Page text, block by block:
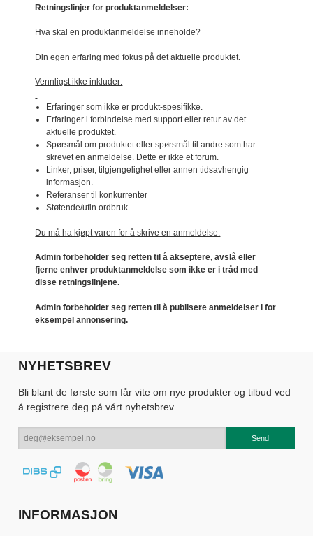
Retningslinjer for produktanmeldelser:
Hva skal en produktanmeldelse inneholde?
Din egen erfaring med fokus på det aktuelle produktet.
Vennligst ikke inkluder:
Erfaringer som ikke er produkt-spesifikke.
Erfaringer i forbindelse med support eller retur av det
aktuelle produktet.
Spørsmål om produktet eller spørsmål til andre som har
skrevet en anmeldelse. Dette er ikke et forum.
Linker, priser, tilgjengelighet eller annen tidsavhengig
informasjon.
Referanser til konkurrenter
Støtende/ufin ordbruk.
Du må ha kjøpt varen for å skrive en anmeldelse.
Admin forbeholder seg retten til å akseptere, avslå eller
fjerne enhver produktanmeldelse som ikke er i tråd med
disse retningslinjene.
Admin forbeholder seg retten til å publisere anmeldelser i for
eksempel annonsering.
NYHETSBREV
Bli blant de første som får vite om nye produkter og tilbud ved
å registrere deg på vårt nyhetsbrev.
INFORMASJON